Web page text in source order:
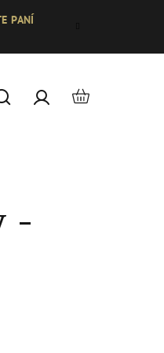
PANÍ
HledatPřihlášení
Nákupní
-